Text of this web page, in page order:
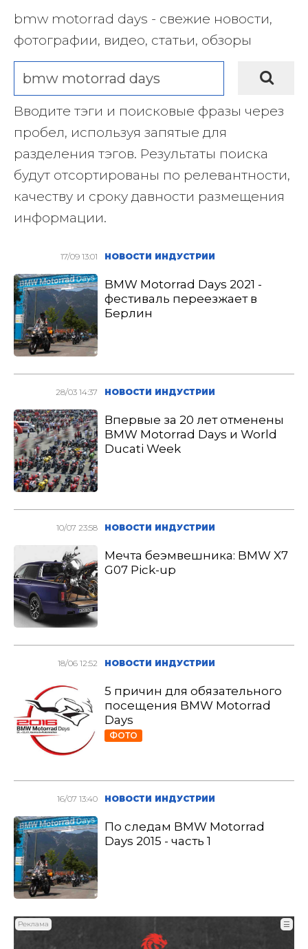
bmw motorrad days - свежие новости,
фотографии, видео, статьи, обзоры
Вводите тэги и поисковые фразы через
пробел, используя запятые для
разделения тэгов. Результаты поиска
будут отсортированы по релевантности,
качеству и сроку давности размещения
информации.
17/09 13:01 НОВОСТИ ИНДУСТРИИ
BMW Motorrad Days 2021 -
фестиваль переезжает в
Берлин
28/03 14:37 НОВОСТИ ИНДУСТРИИ
Впервые за 20 лет отменены
BMW Motorrad Days и World
Ducati Week
10/07 23:58 НОВОСТИ ИНДУСТРИИ
Мечта беэмвешника: BMW X7
G07 Pick-up
18/06 12:52 НОВОСТИ ИНДУСТРИИ
5 причин для обязательного
посещения BMW Motorrad
Days
ФОТО
16/07 13:40 НОВОСТИ ИНДУСТРИИ
По следам BMW Motorrad
Days 2015 - часть 1
Реклама ☰